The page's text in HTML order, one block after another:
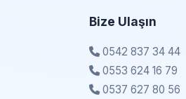
Bize Ulaşın
0542 837 34 44
0553 624 16 79
0537 627 80 56